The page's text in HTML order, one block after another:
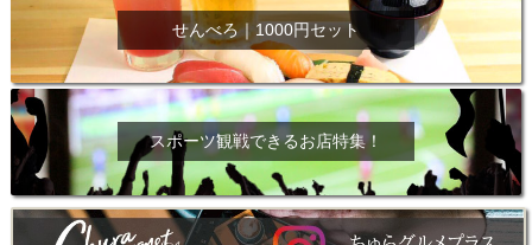
せんべろ｜1000円セット
スポーツ観戦できるお店特集！